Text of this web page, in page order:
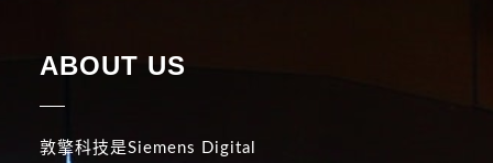
ABOUT US
敦擎科技是Siemens Digital